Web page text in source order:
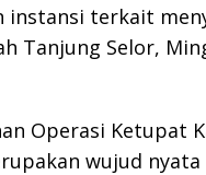
instansi terkait
Tanjung Selor,
Operasi Ketupat
wujud